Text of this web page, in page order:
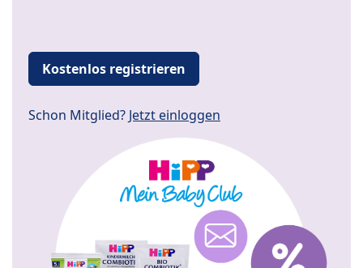
Kostenlos registrieren
Schon Mitglied? Jetzt einloggen